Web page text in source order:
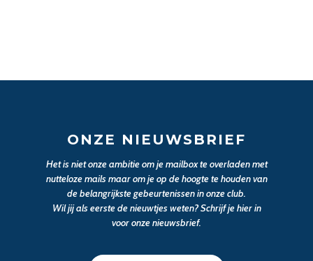
ONZE NIEUWSBRIEF
Het is niet onze ambitie om je mailbox te overladen met
nutteloze mails maar om je op de hoogte te houden van
de belangrijkste gebeurtenissen in onze club.
Wil jij als eerste de nieuwtjes weten? Schrijf je hier in
voor onze nieuwsbrief.